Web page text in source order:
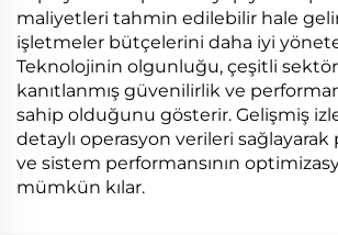
maliyetleri tahmin edilebilir hale
işletmeler bütçelerini daha iyi
Teknolojinin olgunluğu, çeşitli
kanıtlanmış güvenilirlik ve
sahip olduğunu gösterir. Gelişmiş
detaylı operasyon verileri sağlayarak
ve sistem performansının
mümkün kılar.